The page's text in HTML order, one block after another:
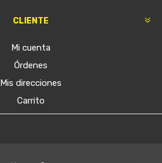
CLIENTE
Mi cuenta
Órdenes
Mis direcciones
Carrito